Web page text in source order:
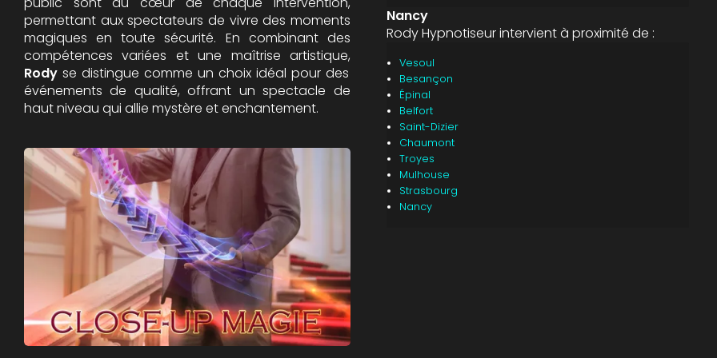
permettant aux spectateurs de vivre des moments
magiques en toute sécurité. En combinant des
compétences variées et une maîtrise artistique,
Rody se distingue comme un choix idéal pour des
événements de qualité, offrant un spectacle de
haut niveau qui allie mystère et enchantement.
Nancy
Rody Hypnotiseur intervient à proximité de :
Vesoul
Besançon
Épinal
Belfort
Saint-Dizier
Chaumont
Troyes
Mulhouse
Strasbourg
Nancy